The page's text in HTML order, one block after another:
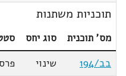
תוכניות משתנות
מס' תוכנית סוג יחס
בב/194
שינוי